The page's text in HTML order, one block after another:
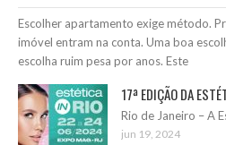
Escolher apartamento exige método.
imóvel entram na conta. Uma boa
escolha ruim pesa por anos. Este
17ª EDIÇÃO DA
Rio de Janeiro – A
jun 19, 2024